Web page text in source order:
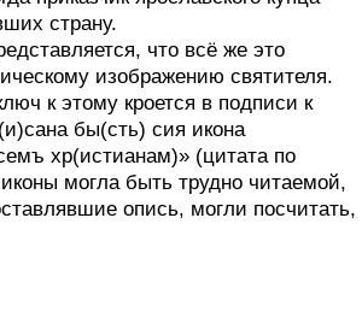
страну.
что всё же это
изображению святителя.
к этому кроется в подписи к
бы(сть) сия икона
хр(истианам)» (цитата по
могла быть трудно читаемой,
опись, могли посчитать,